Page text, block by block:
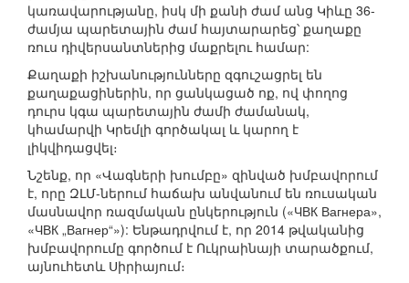
կառավարությանը, իսկ մի քանի ժամ անց Կիևը 36-
ժամյա պարետային ժամ հայտարարեց՝ քաղաքը
ռուս դիվերսանտներից մաքրելու համար:
Քաղաքի իշխանությունները զգուշացրել են
քաղաքացիներին, որ ցանկացած ոք, ով փողոց
դուրս կգա պարետային ժամի ժամանակ,
կհամարվի Կրեմլի գործակալ և կարող է
լիկվիդացվել։
Նշենք, որ «Վագների խումբը» զինված խմբավորում
է, որը ԶԼՄ-ներում հաճախ անվանում են ռուսական
մասնավոր ռազմական ընկերություն («ЧВК Вагнера»,
«ЧВК „Вагнер“»): Ենթադրվում է, որ 2014 թվականից
խմբավորումը գործում է Ուկրաինայի տարածքում,
այնուհետև Սիրիայում։